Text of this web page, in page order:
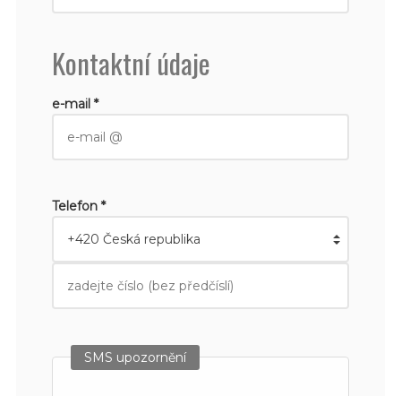
Kontaktní údaje
e-mail *
Telefon *
SMS upozornění